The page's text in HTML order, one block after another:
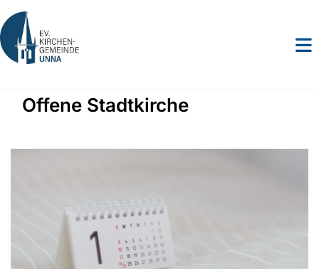
Offene Stadtkirche